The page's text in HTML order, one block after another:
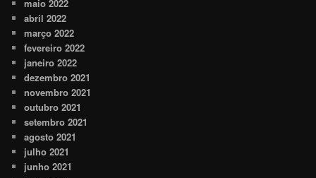
maio 2022
abril 2022
março 2022
fevereiro 2022
janeiro 2022
dezembro 2021
novembro 2021
outubro 2021
setembro 2021
agosto 2021
julho 2021
junho 2021